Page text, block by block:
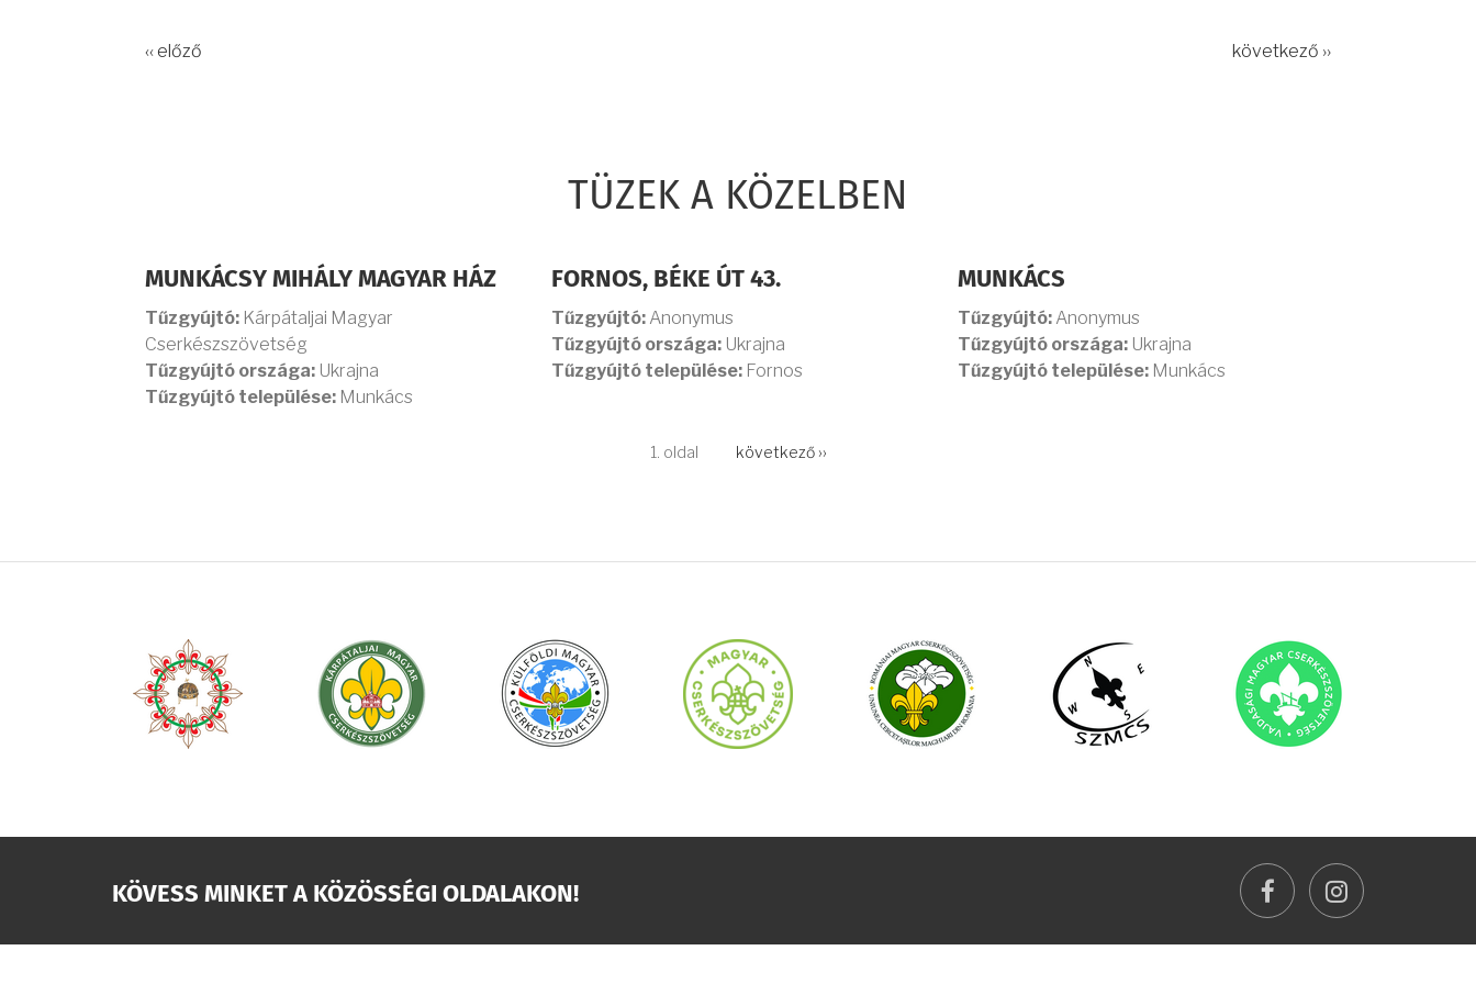
‹‹ előző következő ››
TÜZEK A KÖZELBEN
MUNKÁCSY MIHÁLY MAGYAR HÁZ
Tűzgyújtó: Kárpátaljai Magyar
Cserkészszövetség
Tűzgyújtó országa: Ukrajna
Tűzgyújtó települése: Munkács
FORNOS, BÉKE ÚT 43.
Tűzgyújtó: Anonymus
Tűzgyújtó országa: Ukrajna
Tűzgyújtó települése: Fornos
MUNKÁCS
Tűzgyújtó: Anonymus
Tűzgyújtó országa: Ukrajna
Tűzgyújtó települése: Munkács
1. oldal
Következő
következő ››
KÖVESS MINKET A KÖZÖSSÉGI OLDALAKON! facebookinstagram